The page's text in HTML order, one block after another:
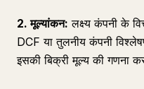
2. मूल्यांकन: लक्ष्य कंपनी के
DCF या तुलनीय कंपनी
इसकी बिक्री मूल्य की गणना